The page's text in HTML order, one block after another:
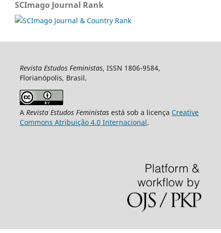
SCImago Journal Rank
Revista Estudos Feministas, ISSN 1806-9584,
Florianópolis, Brasil.
A Revista Estudos Feministasestá sob a licença Creative
Commons Atribuição 4.0 Internacional.